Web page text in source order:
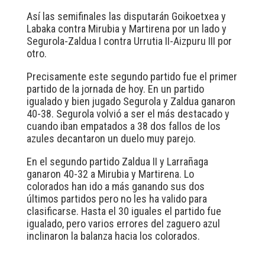
Así las semifinales las disputarán Goikoetxea y
Labaka contra Mirubia y Martirena por un lado y
Segurola-Zaldua I contra Urrutia II-Aizpuru III por
otro.
Precisamente este segundo partido fue el primer
partido de la jornada de hoy. En un partido
igualado y bien jugado Segurola y Zaldua ganaron
40-38. Segurola volvió a ser el más destacado y
cuando iban empatados a 38 dos fallos de los
azules decantaron un duelo muy parejo.
En el segundo partido Zaldua II y Larrañaga
ganaron 40-32 a Mirubia y Martirena. Lo
colorados han ido a más ganando sus dos
últimos partidos pero no les ha valido para
clasificarse. Hasta el 30 iguales el partido fue
igualado, pero varios errores del zaguero azul
inclinaron la balanza hacia los colorados.